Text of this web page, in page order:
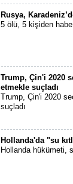
Rusya,
5 ölü, 5 kişiden
Trump, Çin'i 2020
etmekle suçladı
Trump, Çin'i 2020
suçladı
Hollanda'da "su
Hollanda hükümeti,